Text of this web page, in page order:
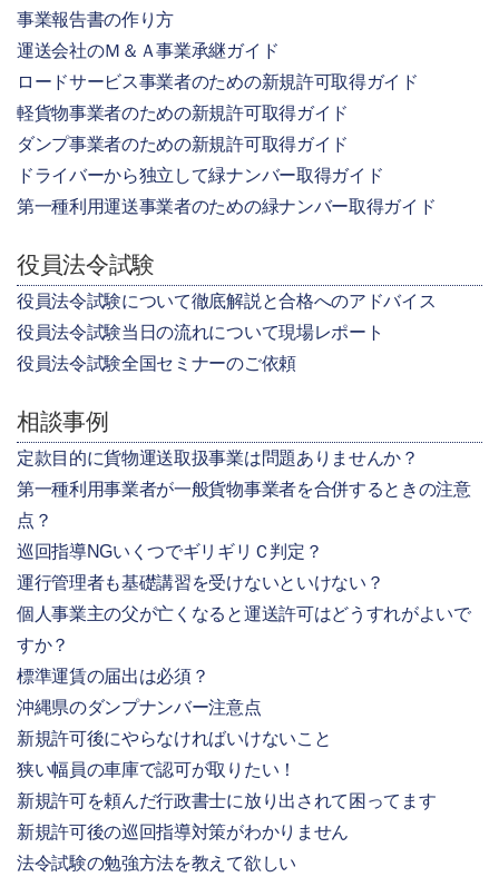
事業報告書の作り方
運送会社のＭ＆Ａ事業承継ガイド
ロードサービス事業者のための新規許可取得ガイド
軽貨物事業者のための新規許可取得ガイド
ダンプ事業者のための新規許可取得ガイド
ドライバーから独立して緑ナンバー取得ガイド
第一種利用運送事業者のための緑ナンバー取得ガイド
役員法令試験
役員法令試験について徹底解説と合格へのアドバイス
役員法令試験当日の流れについて現場レポート
役員法令試験全国セミナーのご依頼
相談事例
定款目的に貨物運送取扱事業は問題ありませんか？
第一種利用事業者が一般貨物事業者を合併するときの注意
点？
巡回指導NGいくつでギリギリＣ判定？
運行管理者も基礎講習を受けないといけない？
個人事業主の父が亡くなると運送許可はどうすれがよいで
すか？
標準運賃の届出は必須？
沖縄県のダンプナンバー注意点
新規許可後にやらなければいけないこと
狭い幅員の車庫で認可が取りたい！
新規許可を頼んだ行政書士に放り出されて困ってます
新規許可後の巡回指導対策がわかりません
法令試験の勉強方法を教えて欲しい